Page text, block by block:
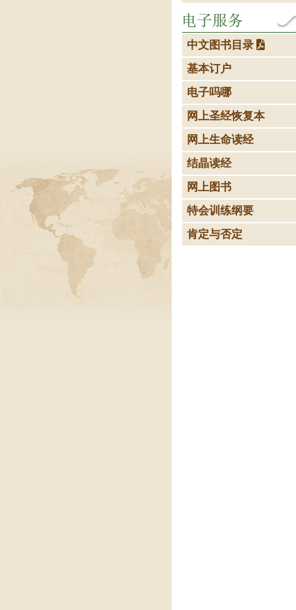
中文图书目录
基本订户
电子吗哪
网上圣经恢复本
网上生命读经
结晶读经
网上图书
特会训练纲要
肯定与否定